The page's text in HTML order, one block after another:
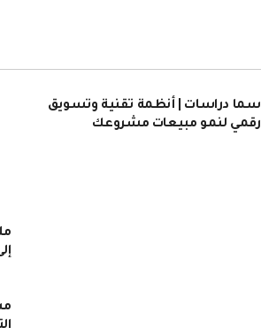
سما دراسات | أنظمة تقنية وتسويق
رقمي لنمو مبيعات مشروعك